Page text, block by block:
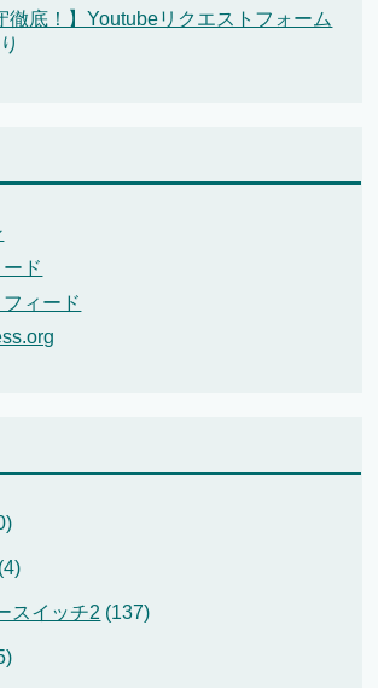
徹底！】Youtubeリクエストフォーム
ド
ィード
(4)
スイッチ2 (137)